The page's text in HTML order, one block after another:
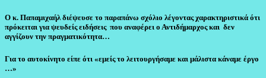
Ο κ. Παπαμιχαήλ διέψευσε το παραπάνω σχόλιο λέγοντας χαρακτηριστικά ότι
πρόκειται για ψευδείς ειδήσεις που αναφέρει ο Αντιδήμαρχος και δεν
αγγίζουν την πραγματικότητα…
Για το αυτοκίνητο είπε ότι «εμείς το λειτουργήσαμε και μάλιστα κάναμε έργο
…»